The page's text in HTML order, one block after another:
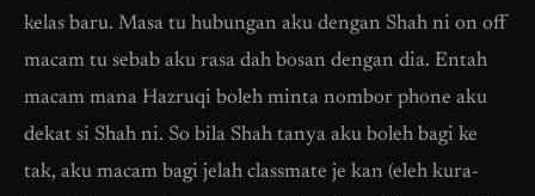
kelas baru. Masa tu hubungan aku dengan Shah ni on off
macam tu sebab aku rasa dah bosan dengan dia. Entah
macam mana Hazruqi boleh minta nombor phone aku
dekat si Shah ni. So bila Shah tanya aku boleh bagi ke
tak, aku macam bagi jelah classmate je kan (eleh kura-